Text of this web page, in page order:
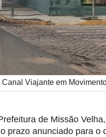
Canal Viajante em
de Missão
prazo anunciado para o